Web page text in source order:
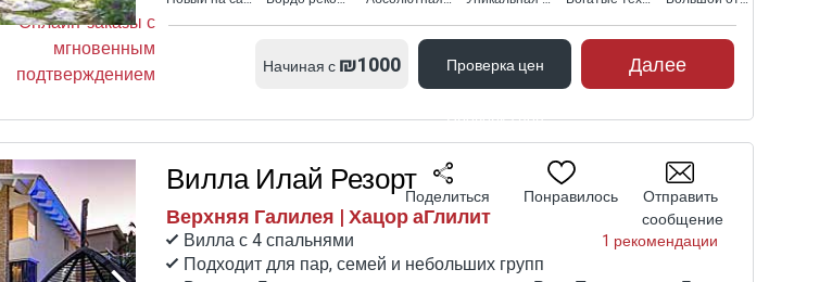
Онлайн-заказы с
мгновенным
подтверждением
Начиная с₪1000 Проверка цен
Проверка цен
Далее
Вилла Илай Резорт
Верхняя Галилея | Хацор аГлилит
1 рекомендации
Вилла с 4 спальнями
Подходит для пар, семей и небольших групп
Поделиться Понравилось
Отправить
сообщение